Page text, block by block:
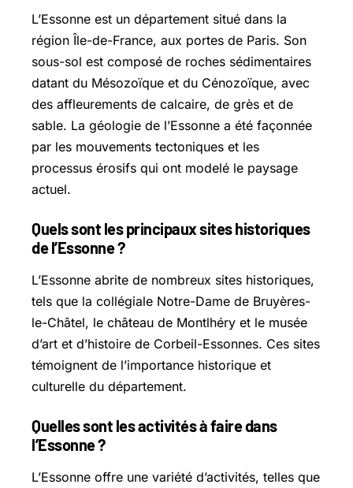
L’Essonne est un département situé dans la
région Île-de-France, aux portes de Paris. Son
sous-sol est composé de roches sédimentaires
datant du Mésozoïque et du Cénozoïque, avec
des affleurements de calcaire, de grès et de
sable. La géologie de l’Essonne a été façonnée
par les mouvements tectoniques et les
processus érosifs qui ont modelé le paysage
actuel.
Quels sont les principaux sites historiques
de l’Essonne ?
L’Essonne abrite de nombreux sites historiques,
tels que la collégiale Notre-Dame de Bruyères-
le-Châtel, le château de Montlhéry et le musée
d’art et d’histoire de Corbeil-Essonnes. Ces sites
témoignent de l’importance historique et
culturelle du département.
Quelles sont les activités à faire dans
l’Essonne ?
L’Essonne offre une variété d’activités, telles que